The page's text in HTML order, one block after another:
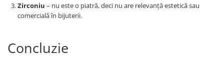
Zirconiu – nu este o piatră, deci nu are relevanță estetică sau
comercială în bijuterii.
Concluzie